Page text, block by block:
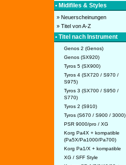
• Midifiles & Styles
» Neuerscheinungen
» Titel von A-Z
• Titel nach Instrument
Genos 2 (Genos)
Genos (SX920)
Tyros 5 (SX900)
Tyros 4 (SX720 / S970 /
S975)
Tyros 3 (SX700 / S950 /
S770)
Tyros 2 (S910)
Tyros (S670 / S900 / 3000)
PSR 9000/pro / XG
Korg Pa4X + kompatible
(Pa5X/Pa1000/Pa700)
Korg Pa1/X + kompatible
XG / SFF Style